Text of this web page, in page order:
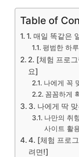
Table of
1. 매일 똑같은
평범한 하
2. [체험 프로
요]
나에게 꼭
꼼꼼하게
3. 나에게 딱
나만의 취
사이트 활
4. [체험 프로
려면!]